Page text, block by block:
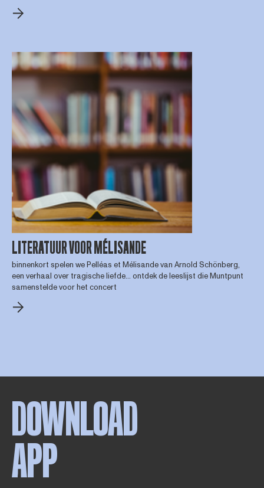
LITERATUUR VOOR MÉLISANDE
binnenkort spelen we Pelléas et Mélisande van Arnold Schönberg,
een verhaal over tragische liefde... ontdek de leeslijst die Muntpunt
samenstelde voor het concert
DOWNLOAD
APP